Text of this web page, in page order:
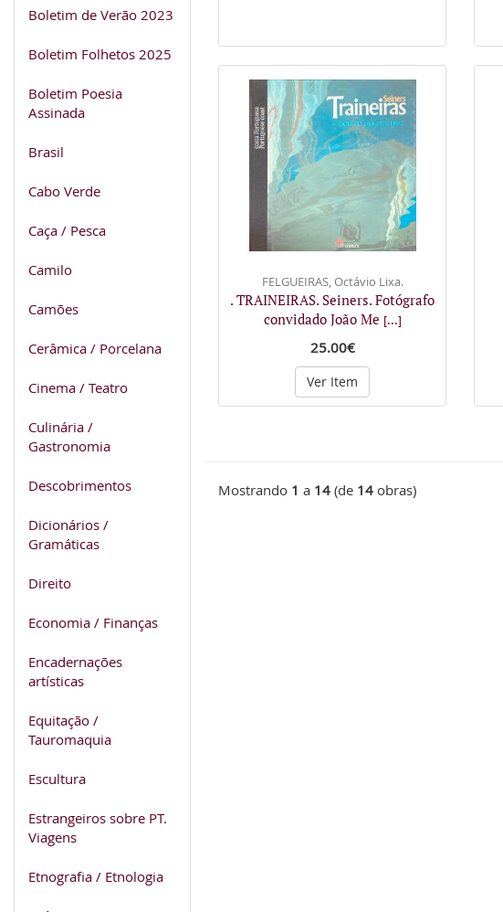
Boletim de Verão 2023
Boletim Folhetos 2025
Boletim Poesia
Assinada
Brasil
Cabo Verde
Caça / Pesca
Camilo
Camões
Cerâmica / Porcelana
Cinema / Teatro
Culinária /
Gastronomia
Descobrimentos
Dicionários /
Gramáticas
Direito
Economia / Finanças
Encadernações
artísticas
Equitação /
Tauromaquia
Escultura
Estrangeiros sobre PT.
Viagens
Etnografia / Etnologia
FELGUEIRAS, Octávio Lixa.
. TRAINEIRAS. Seiners. Fotógrafo
convidado João Me [...]
25.00€
Ver Item
Mostrando 1 a 14 (de 14 obras)